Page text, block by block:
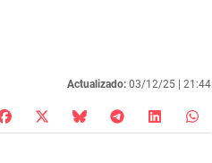
Actualizado: 03/12/25 | 21:44